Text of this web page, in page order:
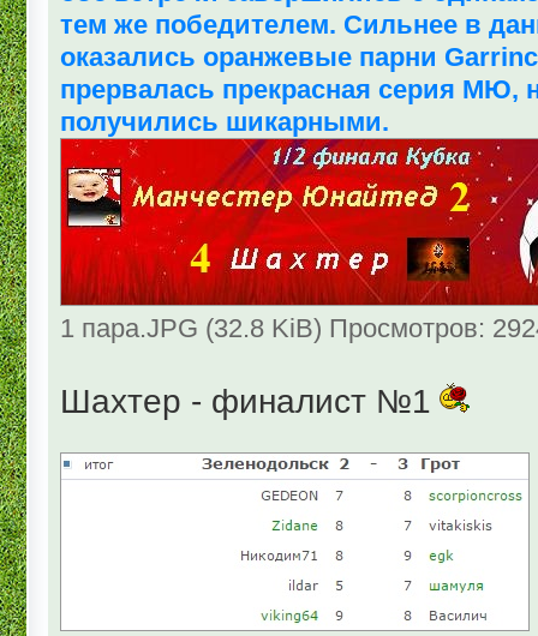
тем же победителем. Сильнее в
оказались оранжевые парни
прервалась прекрасная серия МЮ,
получились шикарными.
1 пара.JPG (32.8 KiB) Просмотров:
Шахтер - финалист №1